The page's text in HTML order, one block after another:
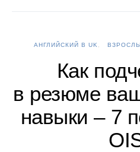
АНГЛИЙСКИЙ В UK
Как
в резюме
навыки – 7